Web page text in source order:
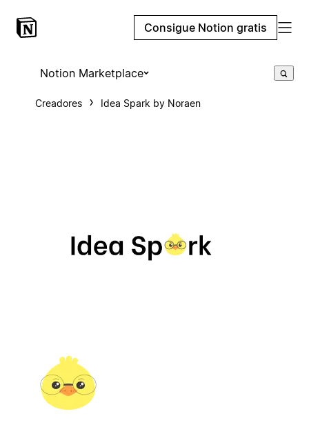
Consigue Notion gratis
Notion Marketplace
Creadores Idea Spark by Noraen